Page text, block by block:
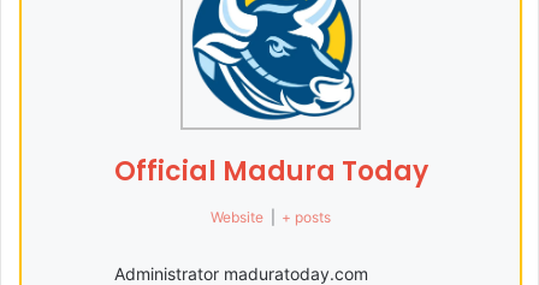
Official Madura Today
Website + posts
Administrator maduratoday.com